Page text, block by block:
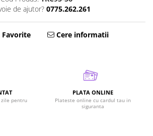
de ajutor? 0775.262.261
Favorite Cere informatii
pentru
PLATA ONLINE
Plateste online cu cardul tau in
siguranta